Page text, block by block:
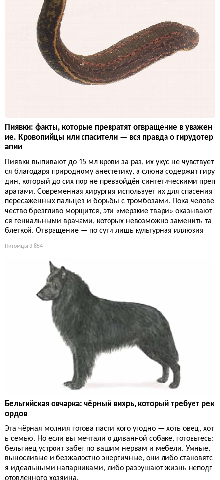
Пиявки: факты, которые превратят отвращение в уважен
ие. Кровопийцы или спасители — вся правда о гирудотер
апии
Пиявки выпивают до 15 мл крови за раз, их укус не чувствует
ся благодаря природному анестетику, а слюна содержит гиру
дин, который до сих пор не превзойдён синтетическими преп
аратами. Современная хирургия использует их для спасения
пересаженных пальцев и борьбы с тромбозами. Пока челове
чество брезгливо морщится, эти «мерзкие твари» оказывают
ся гениальными врачами, которых невозможно заменить та
блеткой. Отвращение — по сути лишь культурная иллюзия
Питомцы 3 854
Бельгийская овчарка: чёрный вихрь, который требует рек
ордов
Эта чёрная молния готова пасти кого угодно — хоть овец, хот
ь семью. Но если вы мечтали о диванной собаке, готовьтесь:
бельгиец устроит забег по вашим нервам и мебели. Умные,
выносливые и безжалостно энергичные, они либо становятс
я идеальными напарниками, либо разрушают жизнь неподг
отовленного хозяина.